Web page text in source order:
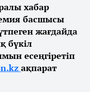
хабар
басшысы
жағдайда
бүкіл
есеңгіретіп
ақпарат